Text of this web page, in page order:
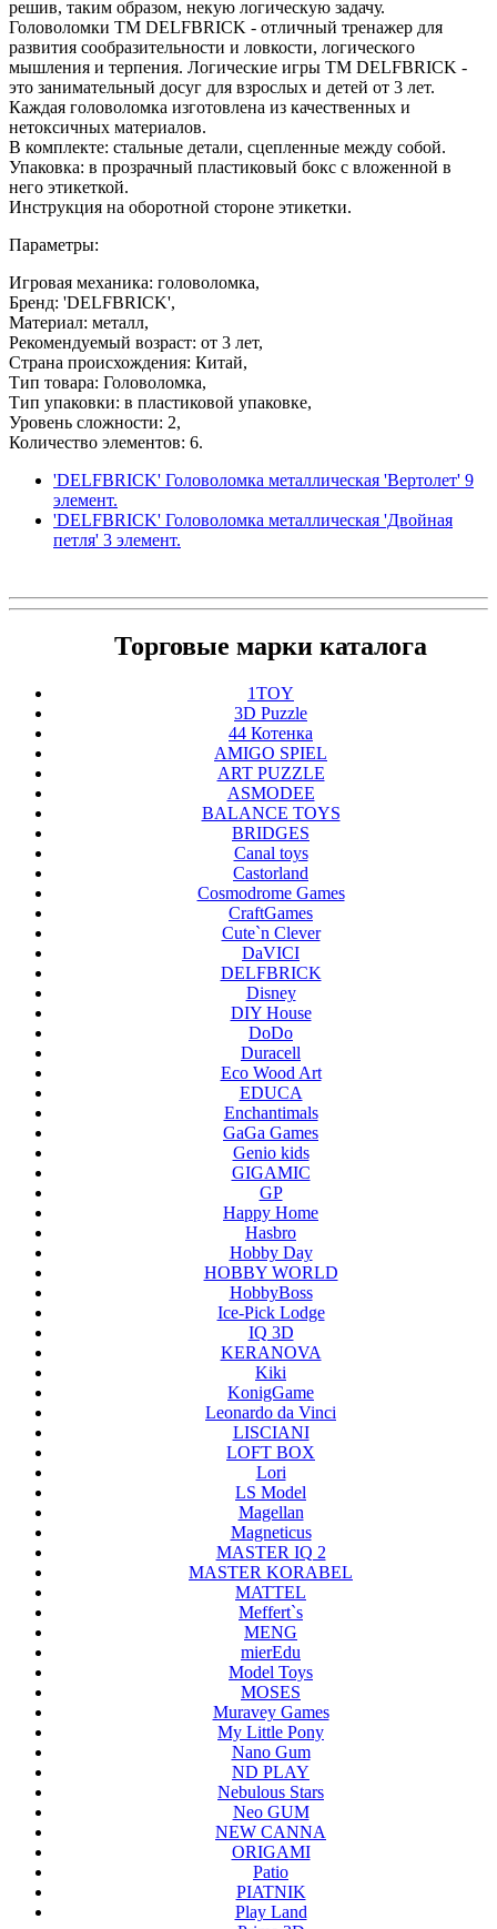
решив, таким образом, некую логическую задачу.
Головоломки ТМ DELFBRICK - отличный тренажер для
развития сообразительности и ловкости, логического
мышления и терпения. Логические игры ТМ DELFBRICK -
это занимательный досуг для взрослых и детей от 3 лет.
Каждая головоломка изготовлена из качественных и
нетоксичных материалов.
В комплекте: стальные детали, сцепленные между собой.
Упаковка: в прозрачный пластиковый бокс с вложенной в
него этикеткой.
Инструкция на оборотной стороне этикетки.
Параметры:
Игровая механика: головоломка,
Бренд: 'DELFBRICK',
Материал: металл,
Рекомендуемый возраст: от 3 лет,
Страна происхождения: Китай,
Тип товара: Головоломка,
Тип упаковки: в пластиковой упаковке,
Уровень сложности: 2,
Количество элементов: 6.
'DELFBRICK' Головоломка металлическая 'Вертолет' 9
элемент.
'DELFBRICK' Головоломка металлическая 'Двойная
петля' 3 элемент.
Торговые марки каталога
1TOY
3D Puzzle
44 Котенка
AMIGO SPIEL
ART PUZZLE
ASMODEE
BALANCE TOYS
BRIDGES
Canal toys
Castorland
Cosmodrome Games
CraftGames
Cute`n Clever
DaVICI
DELFBRICK
Disney
DIY House
DoDo
Duracell
Eco Wood Art
EDUCA
Enchantimals
GaGa Games
Genio kids
GIGAMIC
GP
Happy Home
Hasbro
Hobby Day
HOBBY WORLD
HobbyBoss
Ice-Pick Lodge
IQ 3D
KERANOVA
Kiki
KonigGame
Leonardo da Vinci
LISCIANI
LOFT BOX
Lori
LS Model
Magellan
Magneticus
MASTER IQ 2
MASTER KORABEL
MATTEL
Meffert`s
MENG
mierEdu
Model Toys
MOSES
Muravey Games
My Little Pony
Nano Gum
ND PLAY
Nebulous Stars
Neo GUM
NEW CANNA
ORIGAMI
Patio
PIATNIK
Play Land